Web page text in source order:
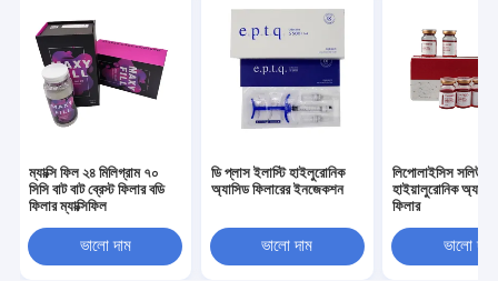
ম্যাক্সি ফিল ২৪ মিলিগ্রাম ৭০
সিসি বাট বাট ব্রেস্ট ফিলার বডি
ফিলার ম্যাক্সিফিল
ভালো দাম
ডি প্লাস ইলাস্টি হাইলুরোনিক
অ্যাসিড ফিলারের ইনজেকশন
ভালো দাম
লিপোলাইসিস সলিউশন
হাইয়ালুরোনিক অ্যাসিড
ফিলার
ভালো দাম